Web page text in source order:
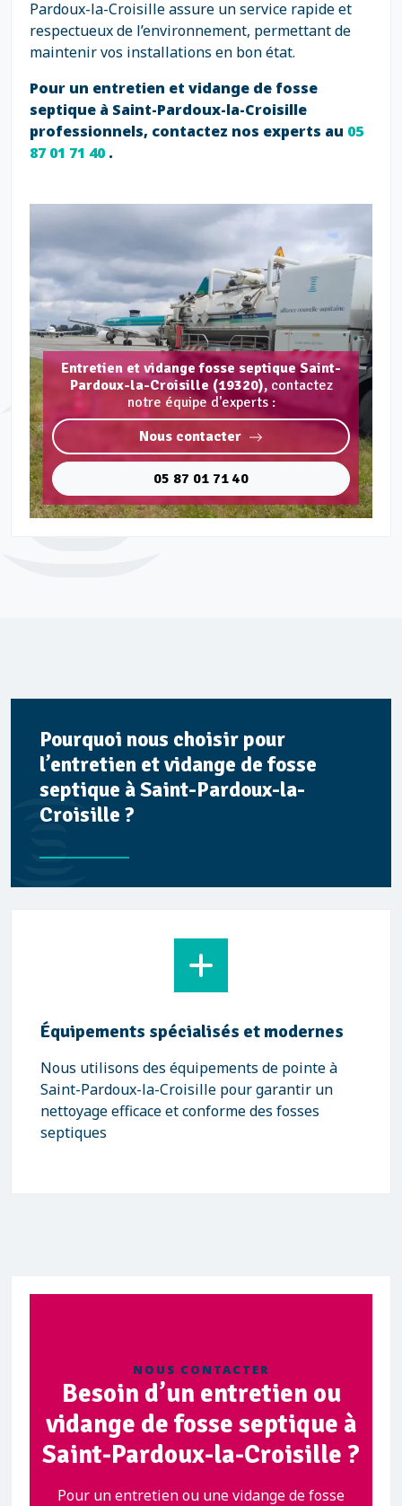
Pardoux-la-Croisille assure un service rapide et
respectueux de l’environnement, permettant de
maintenir vos installations en bon état.
Pour un entretien et vidange de fosse
septique à Saint-Pardoux-la-Croisille
professionnels, contactez nos experts au 05
87 01 71 40.
Entretien et vidange fosse septique Saint-
Pardoux-la-Croisille (19320), contactez
notre équipe d'experts :
Nous contacter
05 87 01 71 40
Pourquoi nous choisir pour
l’entretien et vidange de fosse
septique à Saint-Pardoux-la-
Croisille ?
Équipements spécialisés et modernes
Nous utilisons des équipements de pointe à
Saint-Pardoux-la-Croisille pour garantir un
nettoyage efficace et conforme des fosses
septiques
NOUS CONTACTER
Besoin d’un entretien ou
vidange de fosse septique à
Saint-Pardoux-la-Croisille ?
Pour un entretien ou une vidange de fosse